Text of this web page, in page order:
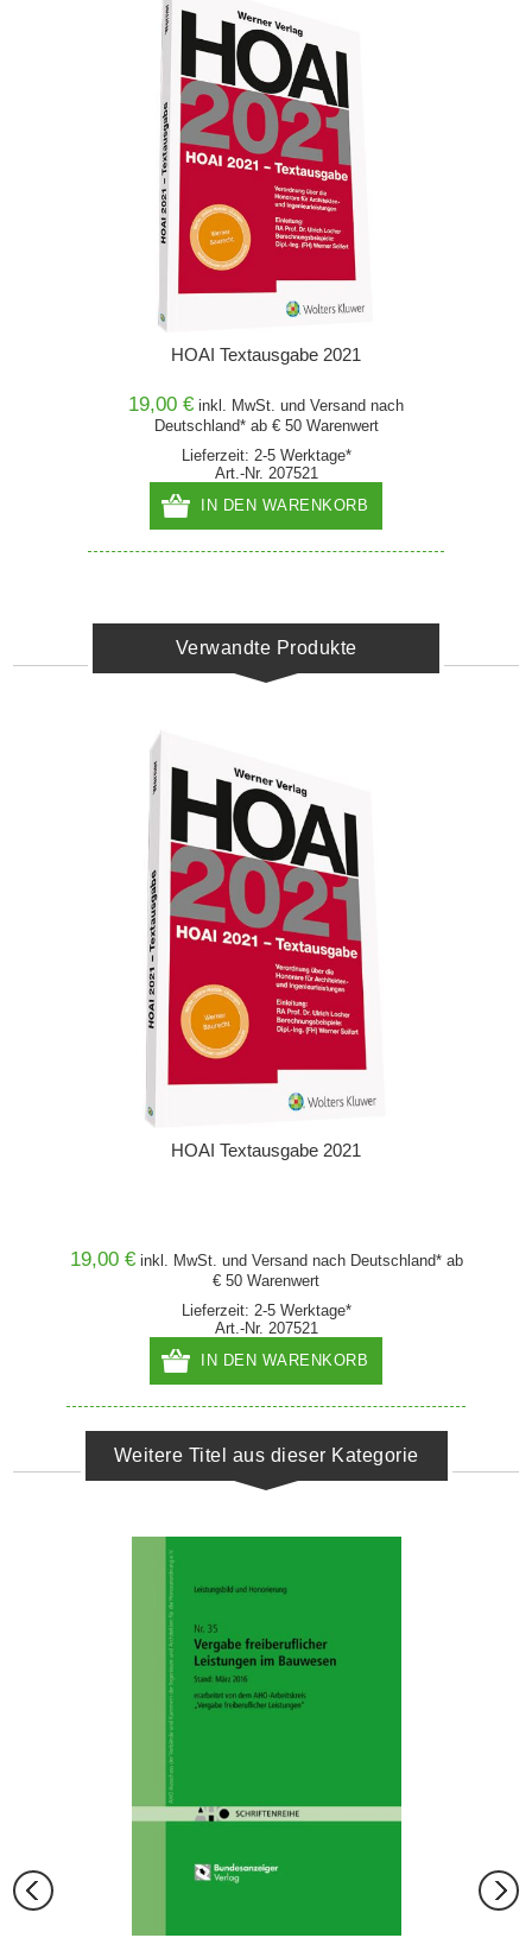
HOAI Textausgabe 2021
19,00 € inkl. MwSt. und Versand nach
Deutschland* ab € 50 Warenwert
Lieferzeit: 2-5 Werktage*
Art.-Nr. 207521
IN DEN WARENKORB
Verwandte Produkte
HOAI Textausgabe 2021
19,00 € inkl. MwSt. und Versand nach Deutschland* ab
€ 50 Warenwert
Lieferzeit: 2-5 Werktage*
Art.-Nr. 207521
IN DEN WARENKORB
Weitere Titel aus dieser Kategorie